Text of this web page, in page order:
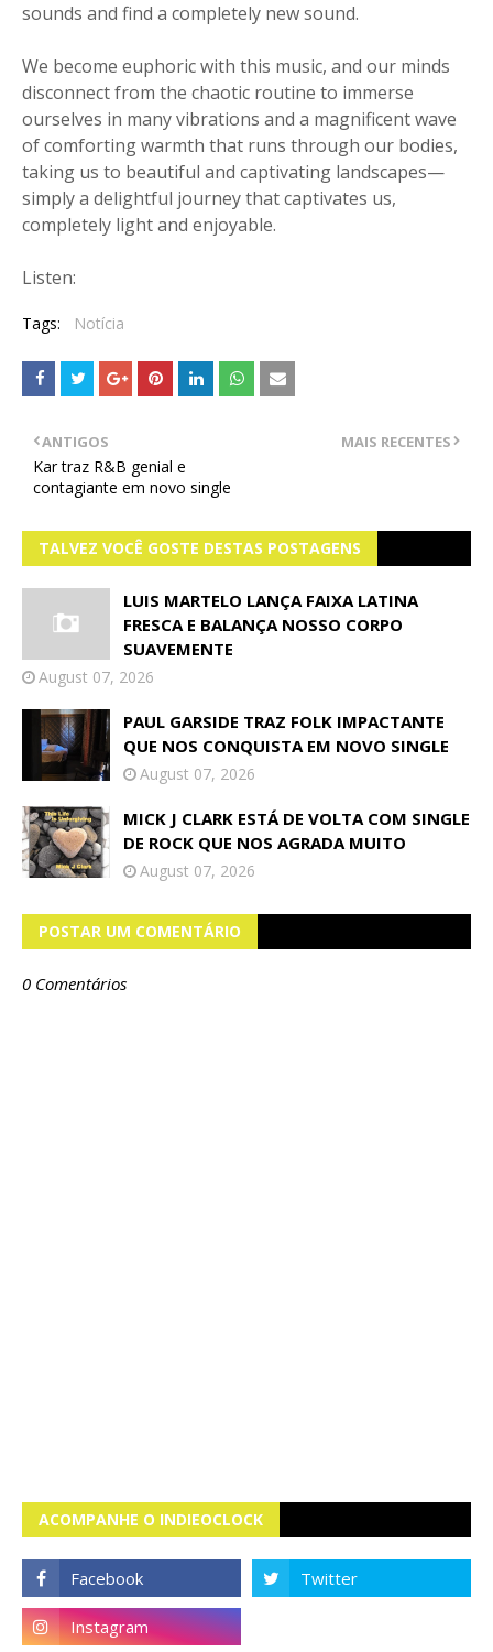
sounds and find a completely new sound.
We become euphoric with this music, and our minds
disconnect from the chaotic routine to immerse
ourselves in many vibrations and a magnificent wave
of comforting warmth that runs through our bodies,
taking us to beautiful and captivating landscapes—
simply a delightful journey that captivates us,
completely light and enjoyable.
Listen:
Tags: Notícia
MAIS RECENTES
ANTIGOS
Kar traz R&B genial e
contagiante em novo single
TALVEZ VOCÊ GOSTE DESTAS POSTAGENS
LUIS MARTELO LANÇA FAIXA LATINA
FRESCA E BALANÇA NOSSO CORPO
SUAVEMENTE
August 07, 2026
PAUL GARSIDE TRAZ FOLK IMPACTANTE
QUE NOS CONQUISTA EM NOVO SINGLE
August 07, 2026
MICK J CLARK ESTÁ DE VOLTA COM SINGLE
DE ROCK QUE NOS AGRADA MUITO
August 07, 2026
POSTAR UM COMENTÁRIO
0 Comentários
ACOMPANHE O INDIEOCLOCK